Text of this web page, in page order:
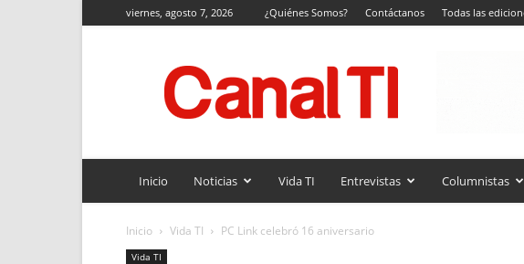
viernes, agosto 7, 2026 ¿Quiénes Somos? Contáctanos Todas las
TI
Inicio Noticias Vida TI Entrevistas Columnistas
Inicio Vida TI PC Link celebró 16 aniversario
Vida TI